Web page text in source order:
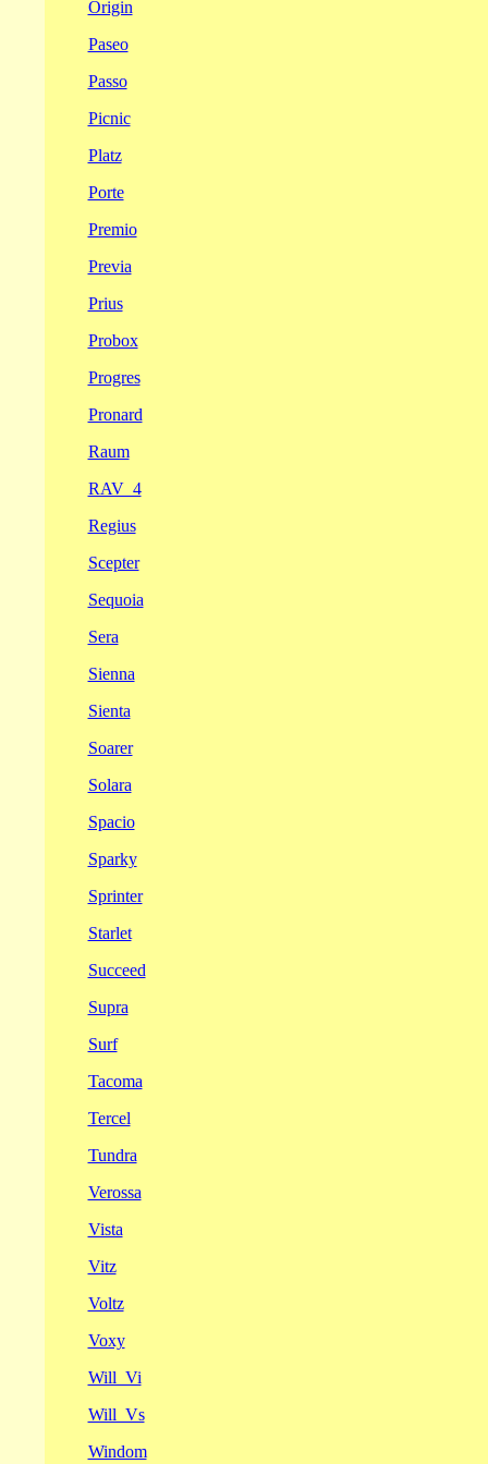
Origin
Paseo
Passo
Picnic
Platz
Porte
Premio
Previa
Prius
Probox
Progres
Pronard
Raum
RAV_4
Regius
Scepter
Sequoia
Sera
Sienna
Sienta
Soarer
Solara
Spacio
Sparky
Sprinter
Starlet
Succeed
Supra
Surf
Tacoma
Tercel
Tundra
Verossa
Vista
Vitz
Voltz
Voxy
Will_Vi
Will_Vs
Windom